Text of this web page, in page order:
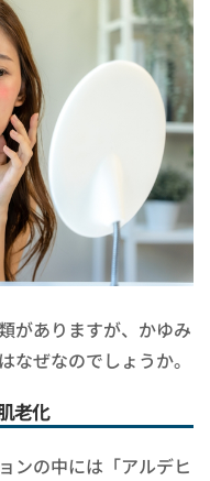
がありますが、かゆみ
なぜなのでしょうか。
老化
ンの中には「アルデヒ